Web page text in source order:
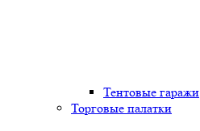
Тентовые гаражи
Торговые палатки